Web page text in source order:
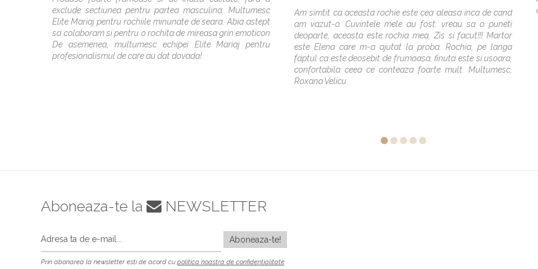
exclude sectiunea pentru partea masculina. Multumesc
Elite Mariaj pentru rochiile minunate de seara. Abia astept
sa colaboram si pentru o rochita de mireasa grin emoticon
De asemenea, multumesc echipei Elite Mariaj pentru
profesionalismul de care au dat dovada!
Am simtit ca aceasta rochie este cea aleasa inca de cand
am vazut-o. Cuvintele mele au fost: vreau sa o puneti
deoparte, aceasta este rochia mea. Zis si facut!!! Martor
este Elena care m-a ajutat la proba. Rochia, pe langa
faptul ca este deosebit de frumoasa, finuta este si usoara,
confortabila ceea ce conteaza foarte mult. Multumesc,
Roxana Velicu
Aboneaza-te la NEWSLETTER
Prin abonarea la newsletter esti de acord cu politica noastra de confidentialitate